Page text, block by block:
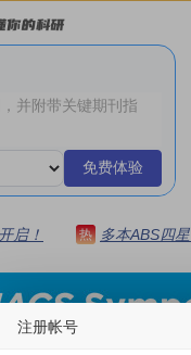
免费体验
启！ 热 多本ABS四
注册帐号